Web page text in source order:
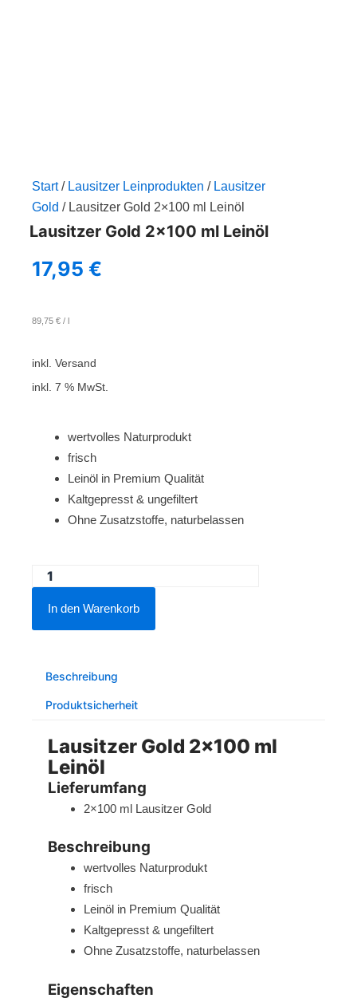
Start/ Lausitzer Leinprodukten / Lausitzer
Gold / Lausitzer Gold 2×100 ml Leinöl
Lausitzer Gold 2×100 ml Leinöl
17,95 €
89,75 € / l
inkl. Versand
inkl. 7 % MwSt.
wertvolles Naturprodukt
frisch
Leinöl in Premium Qualität
Kaltgepresst & ungefiltert
Ohne Zusatzstoffe, naturbelassen
Lausitzer
2x100
Menge
In den Warenkorb
Beschreibung
Produktsicherheit
Lausitzer Gold 2×100 ml
Leinöl
Lieferumfang
2×100 ml Lausitzer Gold
Beschreibung
wertvolles Naturprodukt
frisch
Leinöl in Premium Qualität
Kaltgepresst & ungefiltert
Ohne Zusatzstoffe, naturbelassen
Eigenschaften